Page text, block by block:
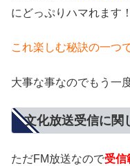
にどっぷりハマれます！
これ楽しむ秘訣の一つ
大事な事なのでもう一
文化放送受信に関
ただFM放送なので受信